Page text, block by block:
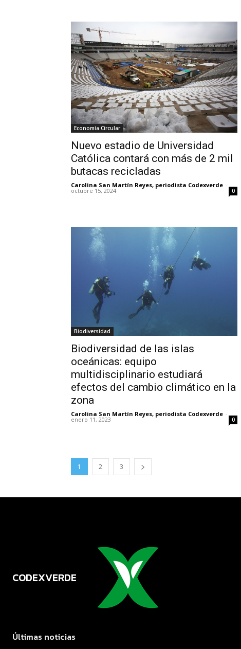
Economía Circular
Nuevo estadio de Universidad
Católica contará con más de 2 mil
butacas recicladas
Carolina San Martín Reyes, periodista Codexverde -
octubre 15, 2024 0
Biodiversidad
Biodiversidad de las islas
oceánicas: equipo
multidisciplinario estudiará
efectos del cambio climático en la
zona
Carolina San Martín Reyes, periodista Codexverde -
enero 11, 2023 0
1 2 3
CODEXVERDE
Últimas noticias